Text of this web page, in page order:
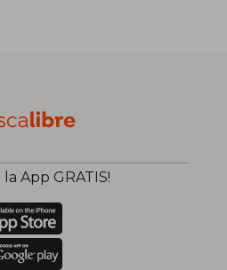
App GRATIS!